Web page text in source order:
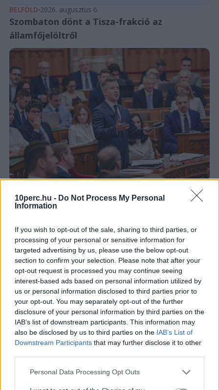
10perc.hu - Do Not Process My Personal
Information
If you wish to opt-out of the sale, sharing to third parties, or
processing of your personal or sensitive information for
targeted advertising by us, please use the below opt-out
section to confirm your selection. Please note that after your
opt-out request is processed you may continue seeing
interest-based ads based on personal information utilized by
us or personal information disclosed to third parties prior to
your opt-out. You may separately opt-out of the further
disclosure of your personal information by third parties on the
IAB’s list of downstream participants. This information may
also be disclosed by us to third parties on the IAB’s List of
Downstream Participants that may further disclose it to other
Personal Data Processing Opt Outs
BELFÖLD 2026. augusztus 6.
Szombaton dönt a Tisza-frakció az
államfőjelöltről
Magyar Péter Köztársasági elnök Országgyűlés
Tisza Párt
Parlament
jelöltjéről, miután Polgár Judit visszautasította a
felkérést, a hivatalos jelölési határidő pedig hétfőn jár
le.Bővebben...
BELFÖLD 2026. augusztus 6.
Orbán Gáspár hatszor repült honvédségi
gépen Csádba és Nigerbe
Orbán Viktor Gulyás Gergely Csád
Honvédelem
Pálinkás Szilveszter
A Magyar Honvédség válasza szerint Orbán Gáspár
hatszor utazott katonai gépen Csádba és Nigerbe a
titkolt afrikai misszió előkészítése idején.
Bővebben...